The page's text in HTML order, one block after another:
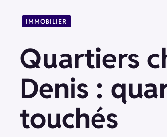
IMMOBILIER
Quartiers
Denis :
touchés